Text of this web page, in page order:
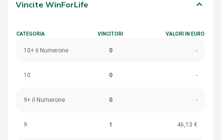
Vincite WinForLife keyboard_arrow_down
CATEGORIA VINCITORI VALORI IN EURO
10+ il Numerone 0 -
10 0 -
9+ il Numerone 0 -
9 1 46,13 €